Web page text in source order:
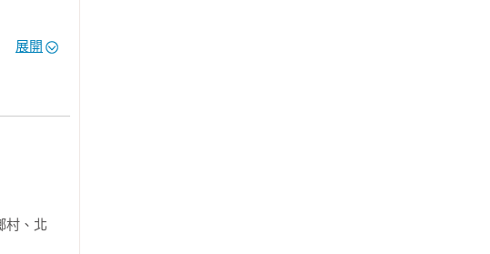
展開
村、北